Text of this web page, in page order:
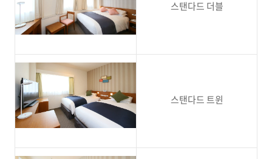
스탠다드 더블
스탠다드 트윈